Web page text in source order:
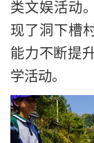
类文娱活动
现了洞下槽
能力不断提
学活动。